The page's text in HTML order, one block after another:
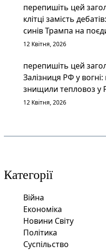
перепишіть цей
клітці замість
синів Трампа на
12 Квітня, 2026
перепишіть цей
Залізниця РФ у
знищили тепловоз у
12 Квітня, 2026
Категорії
Війна
Економіка
Новини Світу
Політика
Суспільство